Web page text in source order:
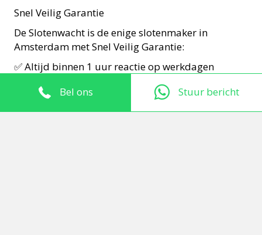
Bel ons Stuur bericht
Snel Veilig Garantie
De Slotenwacht is de enige slotenmaker in
Amsterdam met Snel Veilig Garantie:
✅ Altijd binnen 1 uur reactie op werkdagen
✅ We vervangen je sloten gegarandeerd vandaag